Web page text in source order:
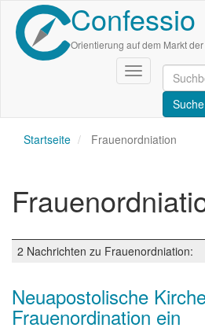
Direkt
zum
Inhalt
Confessio
Orientierung auf dem Markt
Navigation
aktivieren/
Startseite Frauenordniation
2 Nachrichten zu Frauenordniation:
Neuapostolische
Frauenordination ein